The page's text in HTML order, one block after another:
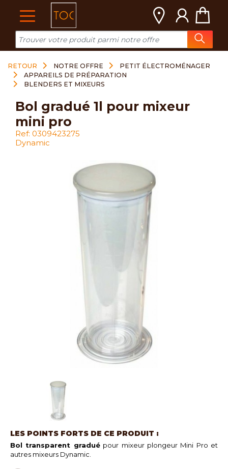
RETOUR NOTRE OFFRE
PETIT ÉLECTROMÉNAGER
APPAREILS DE PRÉPARATION
BLENDERS ET MIXEURS
LES POINTS FORTS DE CE PRODUIT :
Bol transparent graduépour mixeur plongeur Mini Pro et
autres mixeurs Dynamic.
bol gradué 1l pour mixeur
mini pro
Ref: 0309423275
Dynamic
Cookies management panel